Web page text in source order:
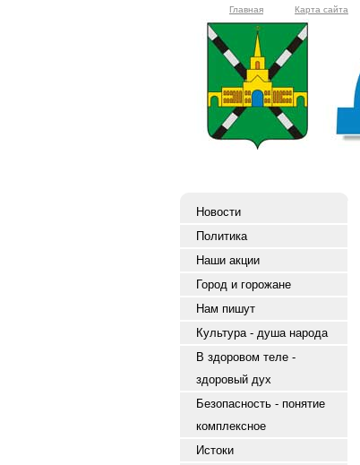
Главная Карта сайта
Новости
Политика
Наши акции
Город и горожане
Нам пишут
Культура - душа народа
В здоровом теле -
здоровый дух
Безопасность - понятие
комплексное
Истоки